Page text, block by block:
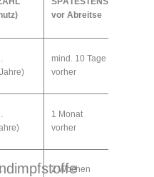
vor Abreitse
mind. 10 Tage
vorher
1 Monat
vorher
2 Wochen